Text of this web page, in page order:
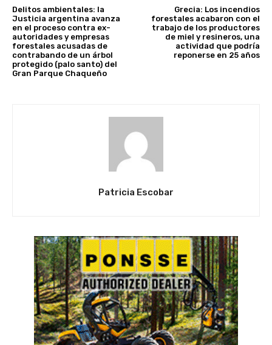
Delitos ambientales: la
Justicia argentina avanza
en el proceso contra ex-
autoridades y empresas
forestales acusadas de
contrabando de un árbol
protegido (palo santo) del
Gran Parque Chaqueño
Grecia: Los incendios
forestales acabaron con el
trabajo de los productores
de miel y resineros, una
actividad que podría
reponerse en 25 años
Patricia Escobar